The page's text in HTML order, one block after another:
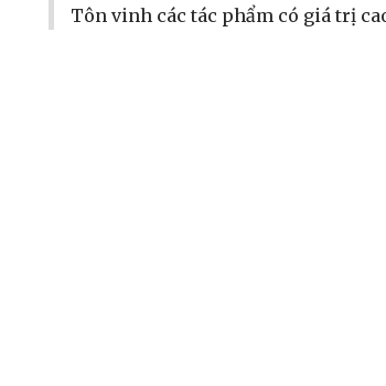
Tôn vinh các tác phẩm có giá trị